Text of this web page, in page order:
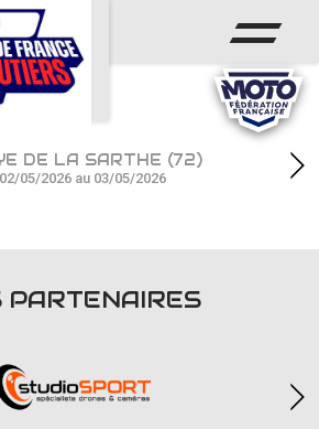
DE LA SARTHE (72)
05/2026 au 03/05/2026
PARTENAIRES